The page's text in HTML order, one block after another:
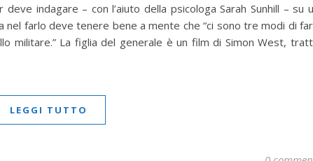
indagare – con l’aiuto della psicologa Sarah Sunhill – su
nel farlo deve tenere bene a mente che “ci sono tre modi di
militare.” La figlia del generale è un film di Simon West,
LEGGI TUTTO